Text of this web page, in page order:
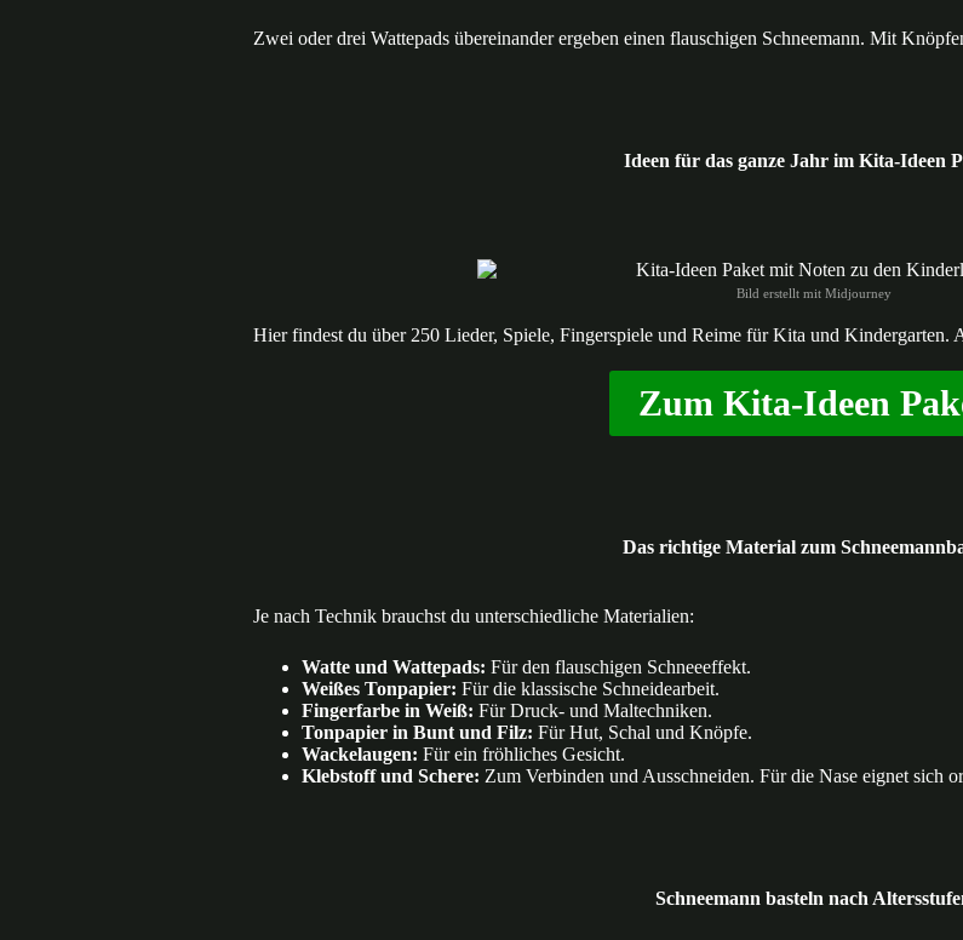
Zwei oder drei Wattepads übereinander ergeben einen flauschigen Schneemann. Mit
Ideen für das ganze Jahr im Kita-Ideen
Bild erstellt mit Midjourney
Hier findest du über 250 Lieder, Spiele, Fingerspiele und Reime für Kita und Kindergarten.
Zum Kita-Ideen
Das richtige Material zum
Je nach Technik brauchst du unterschiedliche Materialien:
Watte und Wattepads: Für den flauschigen Schneeeffekt.
Weißes Tonpapier: Für die klassische Schneidearbeit.
Fingerfarbe in Weiß: Für Druck- und Maltechniken.
Tonpapier in Bunt und Filz: Für Hut, Schal und Knöpfe.
Wackelaugen: Für ein fröhliches Gesicht.
Klebstoff und Schere: Zum Verbinden und Ausschneiden. Für die Nase eignet sich
Schneemann basteln nach